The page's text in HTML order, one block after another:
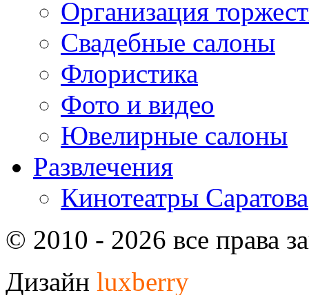
Организация
Свадебные салоны
Флористика
Фото и видео
Ювелирные салоны
Развлечения
Кинотеатры Саратова
© 2010 - 2026 все права
Дизайн luxberry